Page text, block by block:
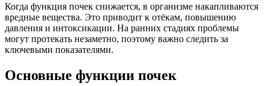
Когда функция почек снижается, в организме накапливаются
вредные вещества. Это приводит к отёкам, повышению
давления и интоксикации. На ранних стадиях проблемы
могут протекать незаметно, поэтому важно следить за
ключевыми показателями.
Основные функции почек